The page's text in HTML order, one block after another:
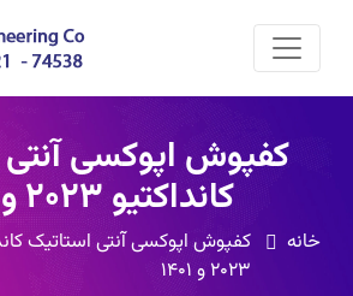
کفپوش اپوکسی
کانداکتیو 2023 و 1401
خانه
کفپوش اپوکسی آنتی استاتیک
2023 و 1401